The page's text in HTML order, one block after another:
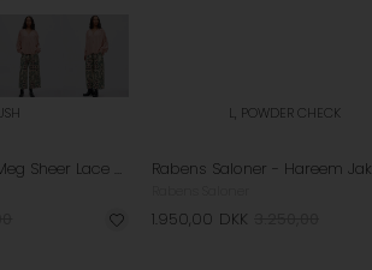
Rabens Saloner - Meg Sheer Lace Bluse - Blush
L, POWDER CHECK
1.950,00 DKK